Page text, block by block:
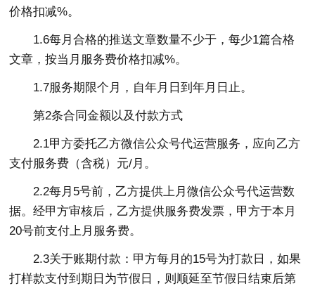
价格扣减%。
1.6每月合格的推送文章数量不少于，每少1篇合格
文章，按当月服务费价格扣减%。
1.7服务期限个月，自年月日到年月日止。
第2条合同金额以及付款方式
2.1甲方委托乙方微信公众号代运营服务，应向乙方
支付服务费（含税）元/月。
2.2每月5号前，乙方提供上月微信公众号代运营数
据。经甲方审核后，乙方提供服务费发票，甲方于本月
20号前支付上月服务费。
2.3关于账期付款：甲方每月的15号为打款日，如果
打样款支付到期日为节假日，则顺延至节假日结束后第